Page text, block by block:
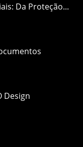
Da Proteção...
Design